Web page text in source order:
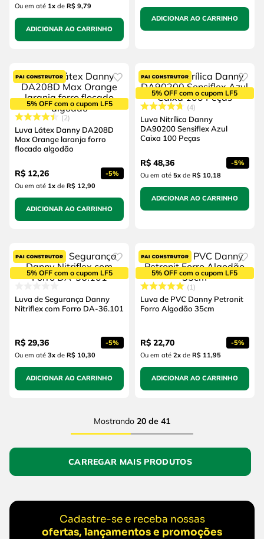
Ou em até 1xde R$ 9,79
ADICIONAR AO CARRINHO
ADICIONAR AO CARRINHO
5% OFF com o cupom LF5
2
Luva Látex Danny DA208D
Max Orange laranja forro
flocado algodão
R$ 12,26 -5%
Ou em até 1xde R$ 12,90
ADICIONAR AO CARRINHO
5% OFF com o cupom LF5
4
Luva Nitrílica Danny
DA90200 Sensiflex Azul
Caixa 100 Peças
R$ 48,36 -5%
Ou em até 5xde R$ 10,18
ADICIONAR AO CARRINHO
5% OFF com o cupom LF5
Luva de Segurança Danny
Nitriflex com Forro DA-36.101
R$ 29,36 -5%
Ou em até 3xde R$ 10,30
ADICIONAR AO CARRINHO
5% OFF com o cupom LF5
1
Luva de PVC Danny Petronit
Forro Algodão 35cm
R$ 22,70 -5%
Ou em até 2xde R$ 11,95
ADICIONAR AO CARRINHO
Mostrando 20 de 41
Cadastre-se e receba nossas
ofertas, lançamentos e promoções